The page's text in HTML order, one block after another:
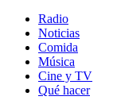
Radio
Noticias
Comida
Música
Cine y TV
Qué hacer